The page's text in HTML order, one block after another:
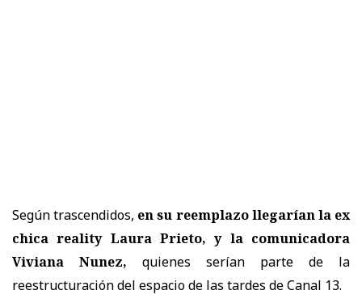
Según trascendidos, en su reemplazo llegarían la ex
chica reality Laura Prieto, y la comunicadora
Viviana Nunez, quienes serían parte de la
reestructuración del espacio de las tardes de Canal 13.